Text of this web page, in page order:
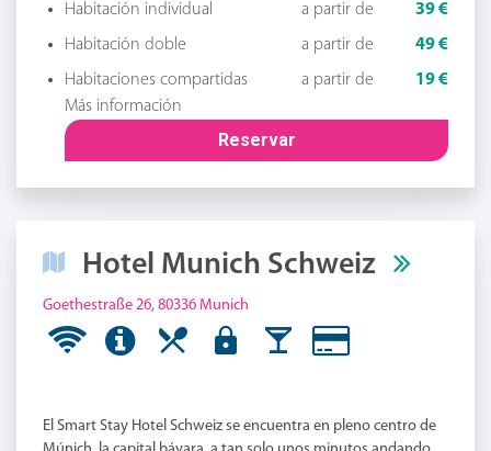
Habitación individual a partir de
39 €
Habitación doble
a partir de
49 €
Habitaciones compartidas
a partir de
19 €
Más información
Reservar
Hotel Munich Schweiz
Goethestraße 26, 80336 Munich
El Smart Stay Hotel Schweiz se encuentra en pleno centro de